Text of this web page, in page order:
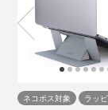
ネコポス対象 ラッ